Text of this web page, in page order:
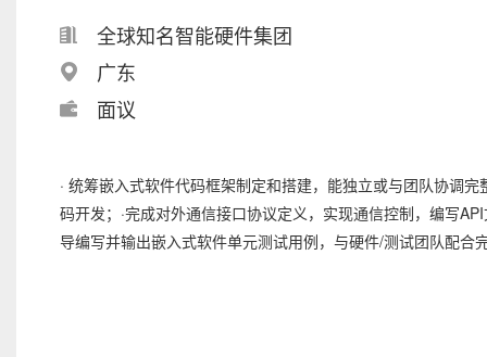
全球知名智能硬件集团
广东
面议
· 统筹嵌入式软件代码框架制定和搭建，能独立或与团队协调完
码开发；·完成对外通信接口协议定义，实现通信控制，编写API
导编写并输出嵌入式软件单元测试用例，与硬件/测试团队配合